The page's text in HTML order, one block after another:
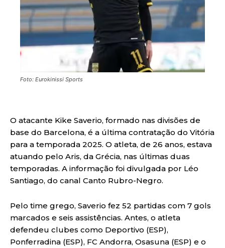
Foto: Eurokinissi Sports
O atacante Kike Saverio, formado nas divisões de
base do Barcelona, é a última contratação do Vitória
para a temporada 2025. O atleta, de 26 anos, estava
atuando pelo Aris, da Grécia, nas últimas duas
temporadas. A informação foi divulgada por Léo
Santiago, do canal Canto Rubro-Negro.
Pelo time grego, Saverio fez 52 partidas com 7 gols
marcados e seis assistências. Antes, o atleta
defendeu clubes como Deportivo (ESP),
Ponferradina (ESP), FC Andorra, Osasuna (ESP) e o